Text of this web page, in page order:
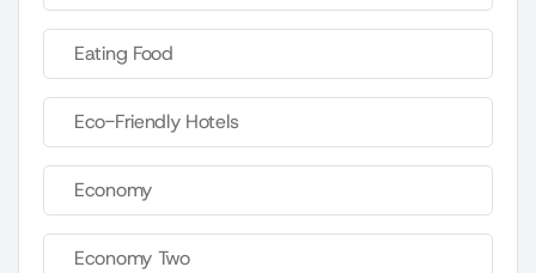
Eating Food
Eco-Friendly Hotels
Economy
Economy Two